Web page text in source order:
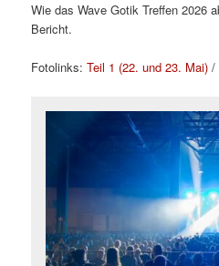
Wie das Wave Gotik Treffen 2026
Bericht.
Fotolinks:Teil 1 (22. und 23. Mai) /